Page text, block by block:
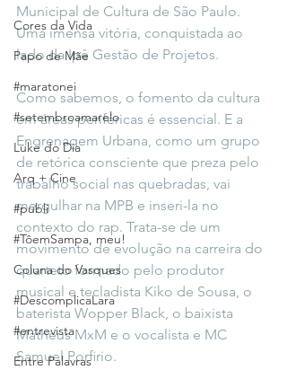
Cores da Vida
Papo de Mãe
#maratonei
#setembroamarelo
Luke do Dia
Arq + Cine
#publi
#TôemSampa, meu!
Coluna do Vasques
#DescomplicaLara
#entrevista
Entre Palavras
Municipal de Cultura de São Paulo.
Uma imensa vitória, conquistada ao
lado da Ipê Gestão de Projetos.
Como sabemos, o fomento da cultura
em áreas periféricas é essencial. E a
Engrenagem Urbana, como um grupo
de retórica consciente que preza pelo
trabalho social nas quebradas, vai
mergulhar na MPB e inseri-la no
contexto do rap. Trata-se de um
movimento de evolução na carreira do
quarteto formado pelo produtor
musical e tecladista Kiko de Sousa, o
baterista Wopper Black, o baixista
Matheus MxM e o vocalista e MC
Samuel Porﬁrio.